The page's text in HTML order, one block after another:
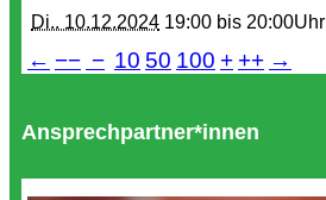
Di.. 10.12.2024 19:00 bis 20:00Uhr
← −− − 10 50 100 + ++ →
Ansprechpartner*innen